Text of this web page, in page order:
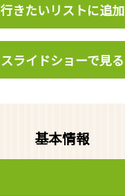
行きたいリストに追加
スライドショーで見る
基本情報